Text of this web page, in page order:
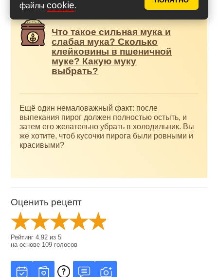
файлы cookie.
Что такое сильная мука и
слабая мука? Сколько
клейковины в пшеничной
муке? Какую муку
выбрать?
Ещё один немаловажный факт: после
выпекания пирог должен полностью остыть, и
затем его желательно убрать в холодильник. Вы
же хотите, чтоб кусочки пирога были ровными и
красивыми?
Оценить рецепт
Рейтинг4.92 из5
на основе 109 голосов